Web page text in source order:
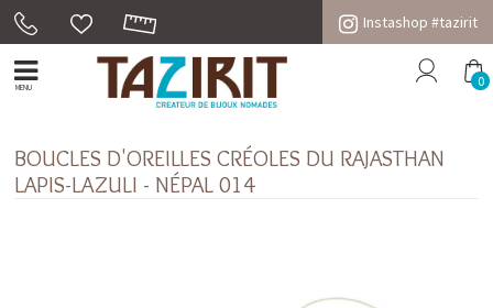
Instashop #tazirit
MENU 0
BOUCLES D'OREILLES CRÉOLES DU RAJASTHAN
LAPIS-LAZULI - NÉPAL 014